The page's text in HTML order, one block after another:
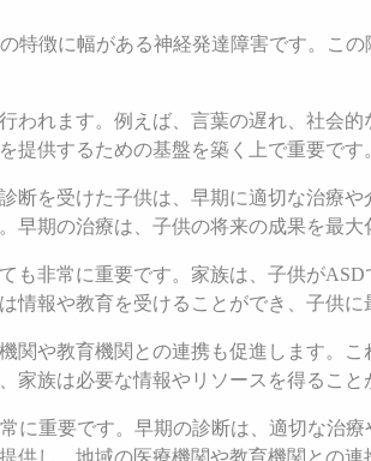
特徴に幅がある神経発達障害です。こ
れます。例えば、言葉の遅れ、社会
供するための基盤を築く上で重要です
断を受けた子供は、早期に適切な治療
期の治療は、子供の将来の成果を最大
も非常に重要です。家族は、子供が
報や教育を受けることができ、子供
関や教育機関との連携も促進します。
族は必要な情報やリソースを得ること
に重要です。早期の診断は、適切な治
供し、地域の医療機関や教育機関との